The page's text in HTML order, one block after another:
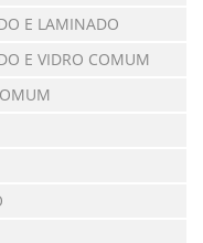
E LAMINADO
E VIDRO COMUM